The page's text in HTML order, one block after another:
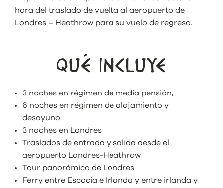
hora del traslado de vuelta al aeropuerto de
Londres – Heathrow para su vuelo de regreso.
QUÉ INCLUYE
3 noches en régimen de media pensión,
6 noches en régimen de alojamiento y
desayuno
3 noches en Londres
Traslados de entrada y salida desde el
aeropuerto Londres-Heathrow
Tour panorámico de Londres
Ferry entre Escocia e Irlanda y entre irlanda y